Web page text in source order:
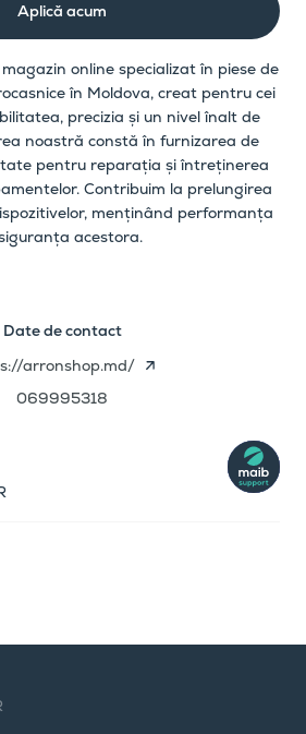
Aplică acum
online specializat în piese de
în Moldova, creat pentru cei
precizia și un nivel înalt de
noastră constă în furnizarea de
pentru reparația și întreținerea
Contribuim la prelungirea
menținând performanța
acestora.
Date de contact
arronshop.md/
069995318